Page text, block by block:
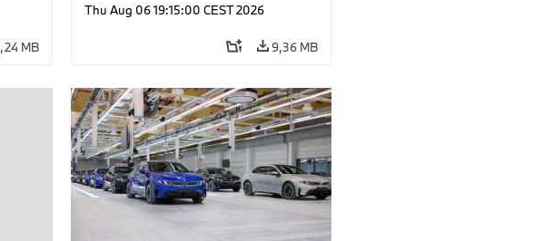
MB
Thu Aug 06 19:15:00 CEST 2026
9,36 MB